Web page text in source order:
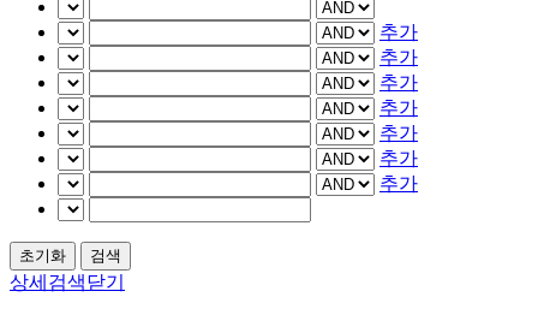
추가
추가
추가
추가
추가
추가
추가
상세검색닫기